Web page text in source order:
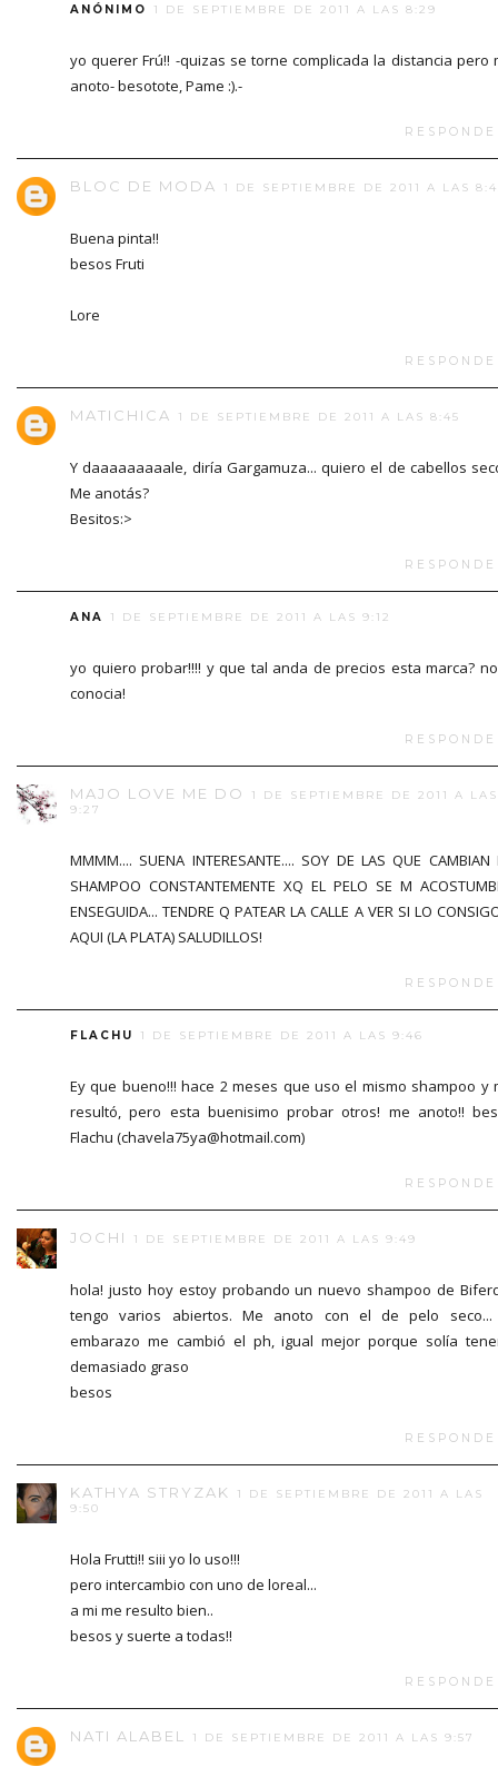
ANÓNIMO 1 DE SEPTIEMBRE DE 2011 A LAS 8:29
yo querer Frú!! -quizas se torne complicada la distancia pero
anoto- besotote, Pame :).-
BLOC DE MODA 1 DE SEPTIEMBRE DE 2011 A LAS
Buena pinta!!
besos Fruti
Lore
MATICHICA 1 DE SEPTIEMBRE DE 2011 A LAS 8:45
Y daaaaaaaaale, diría Gargamuza... quiero el de cabellos
Me anotás?
Besitos:>
ANA 1 DE SEPTIEMBRE DE 2011 A LAS 9:12
yo quiero probar!!!! y que tal anda de precios esta marca?
conocia!
MAJO LOVE ME DO
1 DE SEPTIEMBRE DE 2011 A LAS
9:27
MMMM.... SUENA INTERESANTE.... SOY DE LAS QUE CAMBIAN
SHAMPOO CONSTANTEMENTE XQ EL PELO SE M
ENSEGUIDA... TENDRE Q PATEAR LA CALLE A VER SI LO
AQUI (LA PLATA) SALUDILLOS!
FLACHU 1 DE SEPTIEMBRE DE 2011 A LAS 9:46
Ey que bueno!!! hace 2 meses que uso el mismo shampoo y
resultó, pero esta buenisimo probar otros! me anoto!!
Flachu (chavela75ya@hotmail.com)
JOCHI 1 DE SEPTIEMBRE DE 2011 A LAS 9:49
hola! justo hoy estoy probando un nuevo shampoo de
tengo varios abiertos. Me anoto con el de pelo
embarazo me cambió el ph, igual mejor porque solía
demasiado graso
besos
KATHYA STRYZAK
1 DE SEPTIEMBRE DE 2011 A LAS
9:50
Hola Frutti!! siii yo lo uso!!!
pero intercambio con uno de loreal...
a mi me resulto bien..
besos y suerte a todas!!
NATI ALABEL 1 DE SEPTIEMBRE DE 2011 A LAS 9:57